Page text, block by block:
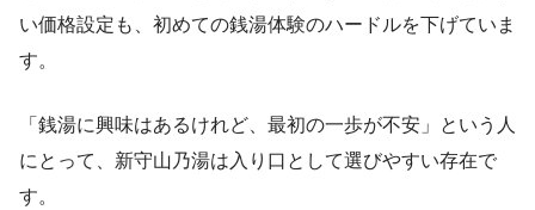
い価格設定も、初めての銭湯体験のハードルを下げていま
す。
「銭湯に興味はあるけれど、最初の一歩が不安」という人
にとって、新守山乃湯は入り口として選びやすい存在で
す。